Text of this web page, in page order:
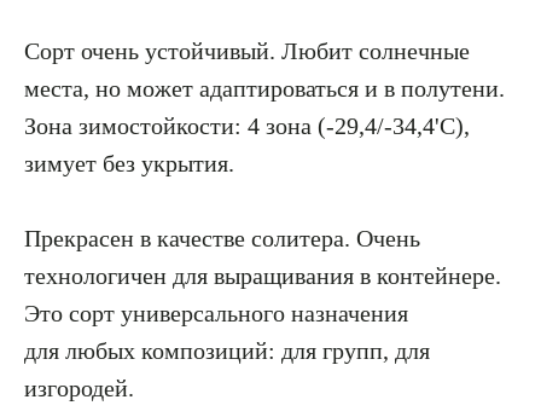
Сорт очень устойчивый. Любит солнечные
места, но может адаптироваться и в полутени.
Зона зимостойкости: 4 зона (-29,4/-34,4'C),
зимует без укрытия.
Прекрасен в качестве солитера. Очень
технологичен для выращивания в контейнере.
Это сорт универсального назначения
для любых композиций: для групп, для
изгородей.